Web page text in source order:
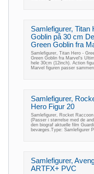
Samlefigurer, Titan
Goblin på 30 cm
Green Goblin fra
Samlefigurer, Titan Hero -
Green Goblin fra Marvel's
hele 30cm (12inch). Action
Marvel figuren passer
Samlefigurer,
Hero Figur 20
Samlefigurer, Rocket
(Passer i størrelse med de
den biograf aktuelle film
bevæges.Type: Samlefigurer
Samlefigurer,
ARTFX+ PVC